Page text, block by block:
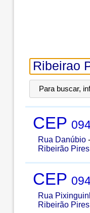
Para buscar,
CEP
Rua Danúbio-
Ribeirão Pires
CEP
Rua
Ribeirão Pires